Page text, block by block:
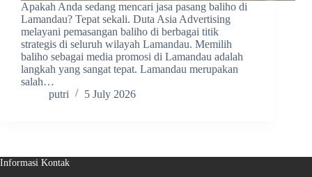
Apakah Anda sedang mencari jasa pasang baliho di
Lamandau? Tepat sekali. Duta Asia Advertising
melayani pemasangan baliho di berbagai titik
strategis di seluruh wilayah Lamandau. Memilih
baliho sebagai media promosi di Lamandau adalah
langkah yang sangat tepat. Lamandau merupakan
salah…
putri
5 July 2026
Informasi Kontak